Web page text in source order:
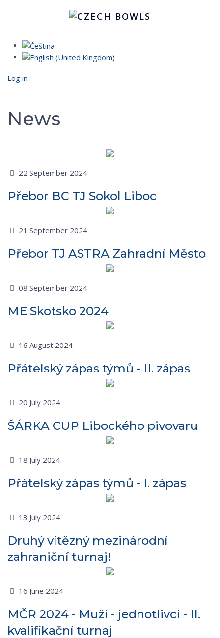
Log in
News
22 September 2024
Přebor BC TJ Sokol Liboc
21 September 2024
Přebor TJ ASTRA Zahradní Město
08 September 2024
ME Skotsko 2024
16 August 2024
Přátelský zápas týmů - II. zápas
20 July 2024
ŠÁRKA CUP Libockého pivovaru
18 July 2024
Přátelský zápas týmů - I. zápas
13 July 2024
Druhý vítězný mezinárodní
zahraniční turnaj!
16 June 2024
MČR 2024 - Muži - jednotlivci - II.
kvalifikační turnaj